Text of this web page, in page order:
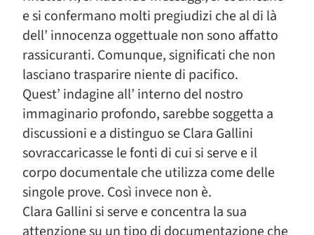
e si confermano molti pregiudizi che al di là
dell’ innocenza oggettuale non sono affatto
rassicuranti. Comunque, significati che non
lasciano trasparire niente di pacifico.
Quest’ indagine all’ interno del nostro
immaginario profondo, sarebbe soggetta a
discussioni e a distinguo se Clara Gallini
sovraccaricasse le fonti di cui si serve e il
corpo documentale che utilizza come delle
singole prove. Così invece non è.
Clara Gallini si serve e concentra la sua